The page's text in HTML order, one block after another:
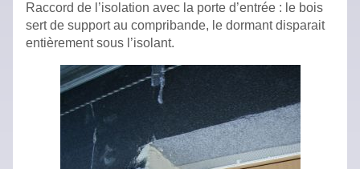
Raccord de l’isolation avec la porte d’entrée : le bois
sert de support au compribande, le dormant disparait
entièrement sous l’isolant.